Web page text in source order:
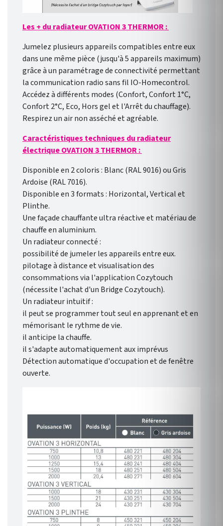
Les + du radiateur OVATION 3 THERMOR :
Jumelez plusieurs appareils compatibles entre eux
dans une même pièce (jusqu'à 5 appareils maximum)
grâce à un paramétrage de connectivité permettant
la communication radio sans fil IO-Homecontrol.
Accédez à différents modes (Confort, Confort 1°C,
Confort 2°C, Eco, Hors gel et l'Arrêt du chauffage).
Respirez un air non asséché et agréable.
Caractéristiques techniques du radiateur
électrique OVATION 3 THERMOR :
Disponible en 2 coloris : Blanc (RAL 9016) ou Gris
Ardoise (RAL 7016).
Disponible en 3 formats : Horizontal, Vertical et
Plinthe.
Une façade chauffante ultra réactive et matériau de
chauffe en aluminium.
Un radiateur connecté :
possibilité de jumeler les appareils entre eux.
pilotage à distance et visualisation des
consommations via l'application Cozytouch
(nécessite l'achat d'un Bridge Cozytouch).
Un radiateur intuitif :
il peut se programmer tout seul en apprenant et en
mémorisant le rythme de vie.
il anticipe la chauffe.
il s'adapte automatiquement aux imprévus
Détection automatique d'occupation et de fenêtre
ouverte.